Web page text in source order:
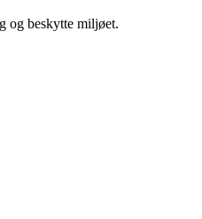
og beskytte miljøet.